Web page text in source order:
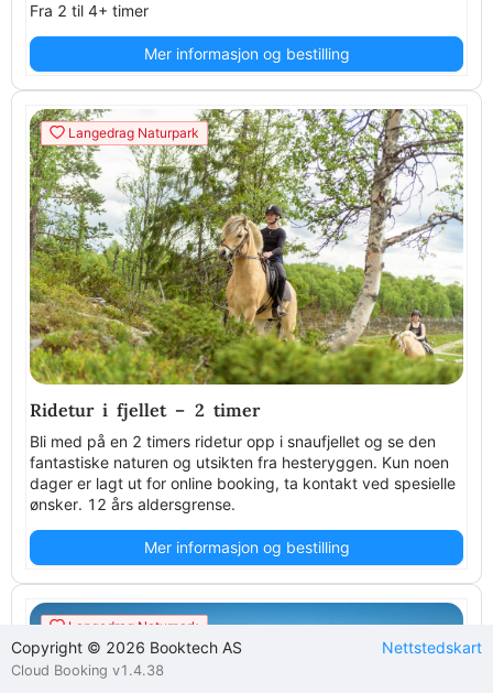
Fra 2 til 4+ timer
Mer informasjon og bestilling
Langedrag Naturpark
Ridetur i fjellet – 2 timer
Bli med på en 2 timers ridetur opp i snaufjellet og se den
fantastiske naturen og utsikten fra hesteryggen. Kun noen
dager er lagt ut for online booking, ta kontakt ved spesielle
ønsker. 12 års aldersgrense.
Mer informasjon og bestilling
Langedrag Naturpark
Copyright © 2026 Booktech AS
Cloud Booking v1.4.38
Nettstedskart